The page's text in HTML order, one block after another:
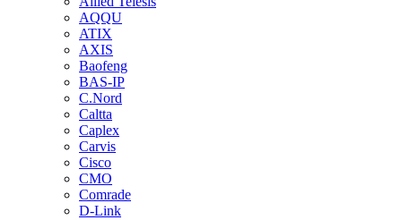
AQQU
ATIX
AXIS
Baofeng
BAS-IP
C.Nord
Caltta
Caplex
Carvis
Cisco
CMO
Comrade
D-Link